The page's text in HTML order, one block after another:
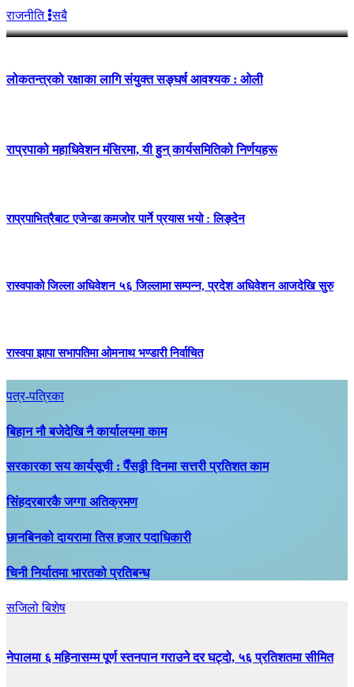
राजनीति सबै
लोकतन्त्रको रक्षाका लागि संयुक्त सङ्घर्ष आवश्यक : ओली
राप्रपाको महाधिवेशन मंसिरमा, यी हुन् कार्यसमितिको निर्णयहरू
राप्रपाभित्रैबाट एजेन्डा कमजोर पार्ने प्रयास भयो : लिङ्देन
रास्वपाको जिल्ला अधिवेशन ५६ जिल्लामा सम्पन्न, प्रदेश अधिवेशन आजदेखि सुरु
रास्वपा झापा सभापतिमा ओमनाथ भण्डारी निर्वाचित
पत्र-पत्रिका
बिहान नौ बजेदेखि नै कार्यालयमा काम
सरकारका सय कार्यसूची : पैँसठ्ठी दिनमा सत्तरी प्रतिशत काम
सिंहदरबारकै जग्गा अतिक्रमण
छानबिनको दायरामा तिस हजार पदाधिकारी
चिनी निर्यातमा भारतको प्रतिबन्ध
सजिलो बिशेष
नेपालमा ६ महिनासम्म पूर्ण स्तनपान गराउने दर घट्दो, ५६ प्रतिशतमा सीमित